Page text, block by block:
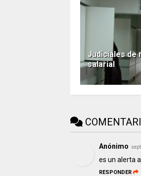
Judiciales de
salarial
Anónimo
es un alerta
RESPONDER